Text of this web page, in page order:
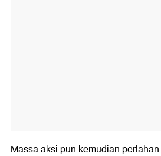
Massa aksi pun kemudian